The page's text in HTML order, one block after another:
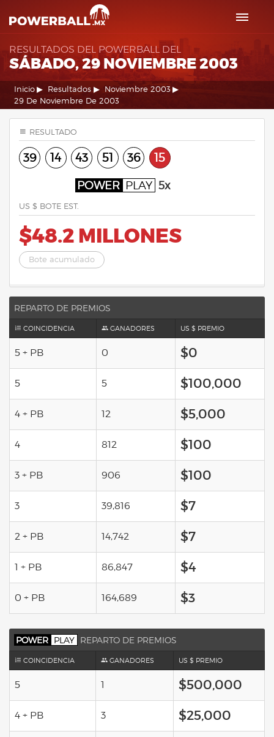
RESULTADOS DEL POWERBALL DEL
SÁBADO, 29 NOVIEMBRE 2003
Inicio Resultados
Noviembre 2003
29 De Noviembre De 2003
RESULTADO
39 14 43 51 36 15
POWER PLAY 5x
US $ BOTE EST.
$48.2 MILLONES
Bote acumulado
REPARTO DE PREMIOS
COINCIDENCIA GANADORES US $ PREMIO
5 + PB 0 $0
5 5 $100,000
4 + PB 12 $5,000
4 812 $100
3 + PB 906 $100
3 39,816 $7
2 + PB 14,742 $7
1 + PB 86,847 $4
0 + PB 164,689 $3
POWER PLAY REPARTO DE PREMIOS
COINCIDENCIA GANADORES US $ PREMIO
5 1 $500,000
4 + PB 3 $25,000